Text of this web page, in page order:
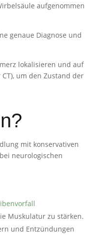
aufgenommen
genaue Diagnose und
lokalisieren und auf
um den Zustand der
mit konservativen
neurologischen
Muskulatur zu stärken.
und Entzündungen